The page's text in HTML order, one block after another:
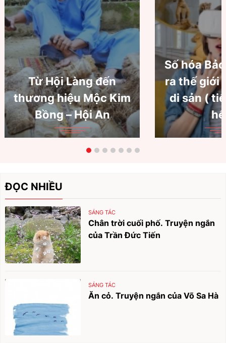
Từ Hội Làng đến
thương hiệu Mộc Kim
Bồng – Hội An
Số hóa
ra thế giới
di sản (
ĐỌC NHIỀU
SÁNG TÁC
Chân trời cuối phố. Truyện ngắn
của Trần Đức Tiến
SÁNG TÁC
Ăn cỏ. Truyện ngắn của Võ Sa Hà